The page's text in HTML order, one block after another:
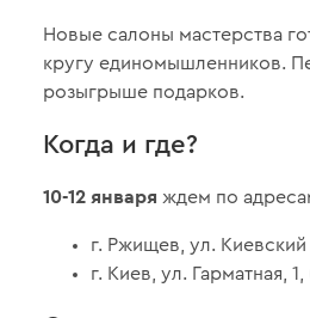
Новые салоны мастерства
кругу единомышленников.
розыгрыше подарков.
Когда и где?
10-12 января ждем по
г. Ржищев, ул. Киевский
г. Киев, ул. Гарматная,